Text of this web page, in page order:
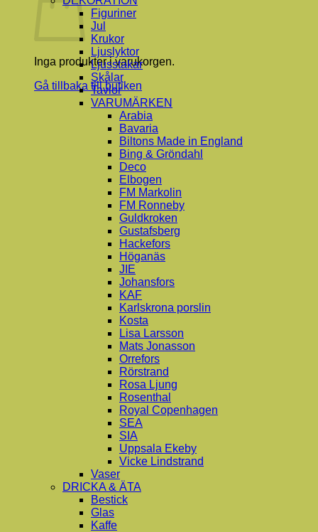
Inga produkter i varukorgen.
Gå tillbaka till butiken
Figuriner
Jul
Krukor
Ljuslyktor
Ljusstakar
Skålar
Tavlor
VARUMÄRKEN
Arabia
Bavaria
Biltons Made in England
Bing & Gröndahl
Deco
Elbogen
FM Markolin
FM Ronneby
Guldkroken
Gustafsberg
Hackefors
Höganäs
JIE
Johansfors
KAF
Karlskrona porslin
Kosta
Lisa Larsson
Mats Jonasson
Orrefors
Rörstrand
Rosa Ljung
Rosenthal
Royal Copenhagen
SEA
SIA
Uppsala Ekeby
Vicke Lindstrand
Vaser
DRICKA & ÄTA
Bestick
Glas
Kaffe